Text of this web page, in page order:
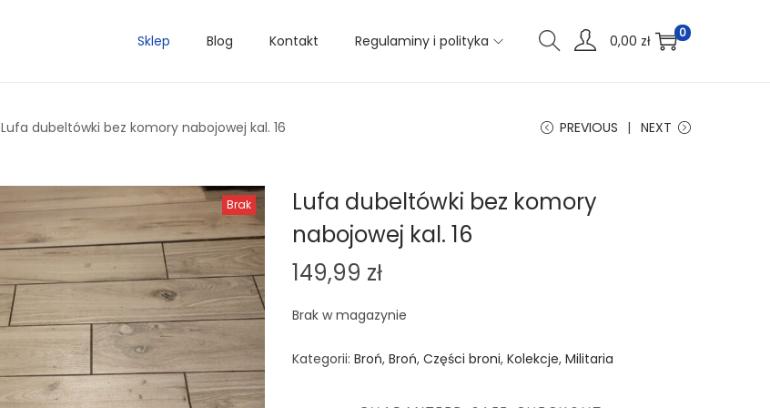
Sklep Blog Kontakt Regulaminy i polityka 0,00 zł 0
Lufa dubeltówki bez komory nabojowej kal. 16 PREVIOUS NEXT
Brak
Lufa dubeltówki bez komory
nabojowej kal. 16
149,99 zł
Brak w magazynie
Kategorii: Broń, Broń, Części broni, Kolekcje, Militaria